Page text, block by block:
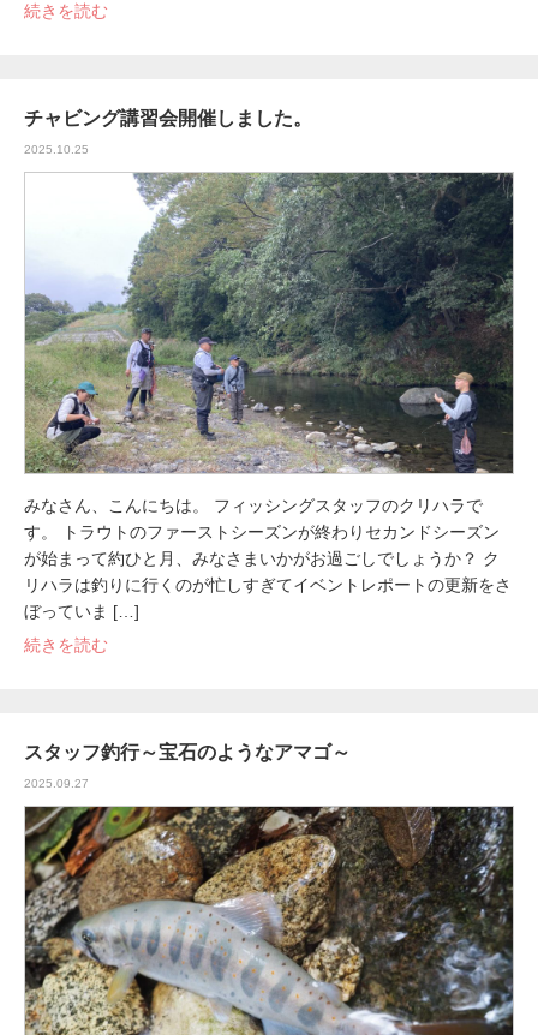
続きを読む
チャビング講習会開催しました。
2025.10.25
みなさん、こんにちは。 フィッシングスタッフのクリハラで
す。 トラウトのファーストシーズンが終わりセカンドシーズン
が始まって約ひと月、みなさまいかがお過ごしでしょうか？ ク
リハラは釣りに行くのが忙しすぎてイベントレポートの更新をさ
ぼっていま […]
続きを読む
スタッフ釣行～宝石のようなアマゴ～
2025.09.27